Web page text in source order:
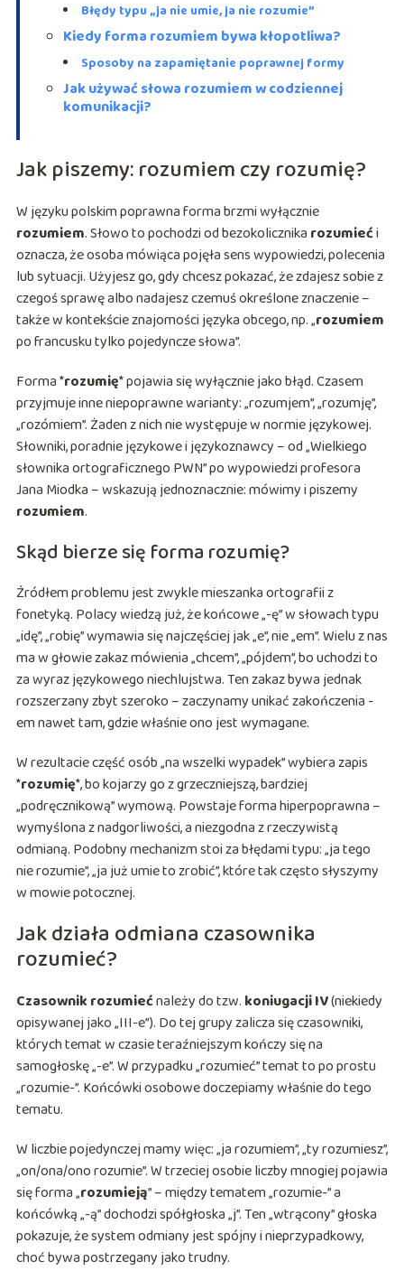
Błędy typu „ja nie umie, ja nie rozumie”
Kiedy forma rozumiem bywa kłopotliwa?
Sposoby na zapamiętanie poprawnej formy
Jak używać słowa rozumiem w codziennej
komunikacji?
Jak piszemy: rozumiem czy rozumię?
W języku polskim poprawna forma brzmi wyłącznie
rozumiem. Słowo to pochodzi od bezokolicznika rozumieći
oznacza, że osoba mówiąca pojęła sens wypowiedzi, polecenia
lub sytuacji. Użyjesz go, gdy chcesz pokazać, że zdajesz sobie z
czegoś sprawę albo nadajesz czemuś określone znaczenie –
także w kontekście znajomości języka obcego, np. „rozumiem
po francusku tylko pojedyncze słowa”.
Forma *rozumię* pojawia się wyłącznie jako błąd. Czasem
przyjmuje inne niepoprawne warianty: „rozumjem”, „rozumję”,
„rozómiem”. Żaden z nich nie występuje w normie językowej.
Słowniki, poradnie językowe i językoznawcy – od „Wielkiego
słownika ortograficznego PWN” po wypowiedzi profesora
Jana Miodka – wskazują jednoznacznie: mówimy i piszemy
rozumiem.
Skąd bierze się forma rozumię?
Źródłem problemu jest zwykle mieszanka ortografii z
fonetyką. Polacy wiedzą już, że końcowe „-ę” w słowach typu
„idę”, „robię” wymawia się najczęściej jak „e”, nie „em”. Wielu z nas
ma w głowie zakaz mówienia „chcem”, „pójdem”, bo uchodzi to
za wyraz językowego niechlujstwa. Ten zakaz bywa jednak
rozszerzany zbyt szeroko – zaczynamy unikać zakończenia -
em nawet tam, gdzie właśnie ono jest wymagane.
W rezultacie część osób „na wszelki wypadek” wybiera zapis
*rozumię*, bo kojarzy go z grzeczniejszą, bardziej
„podręcznikową” wymową. Powstaje forma hiperpoprawna –
wymyślona z nadgorliwości, a niezgodna z rzeczywistą
odmianą. Podobny mechanizm stoi za błędami typu: „ja tego
nie rozumie”, „ja już umie to zrobić”, które tak często słyszymy
w mowie potocznej.
Jak działa odmiana czasownika
rozumieć?
Czasownik rozumiećnależy do tzw. koniugacji IV(niekiedy
opisywanej jako „III-e”). Do tej grupy zalicza się czasowniki,
których temat w czasie teraźniejszym kończy się na
samogłoskę „-e”. W przypadku „rozumieć” temat to po prostu
„rozumie-”. Końcówki osobowe doczepiamy właśnie do tego
tematu.
W liczbie pojedynczej mamy więc: „ja rozumiem”, „ty rozumiesz”,
„on/ona/ono rozumie”. W trzeciej osobie liczby mnogiej pojawia
się forma „rozumieją” – między tematem „rozumie-” a
końcówką „-ą” dochodzi spółgłoska „j”. Ten „wtrącony” głoska
pokazuje, że system odmiany jest spójny i nieprzypadkowy,
choć bywa postrzegany jako trudny.